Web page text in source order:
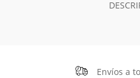
Envíos a